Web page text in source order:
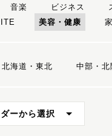
音楽 ビジネス
美容・健康
北海道・東北 中部・北
ーから選択